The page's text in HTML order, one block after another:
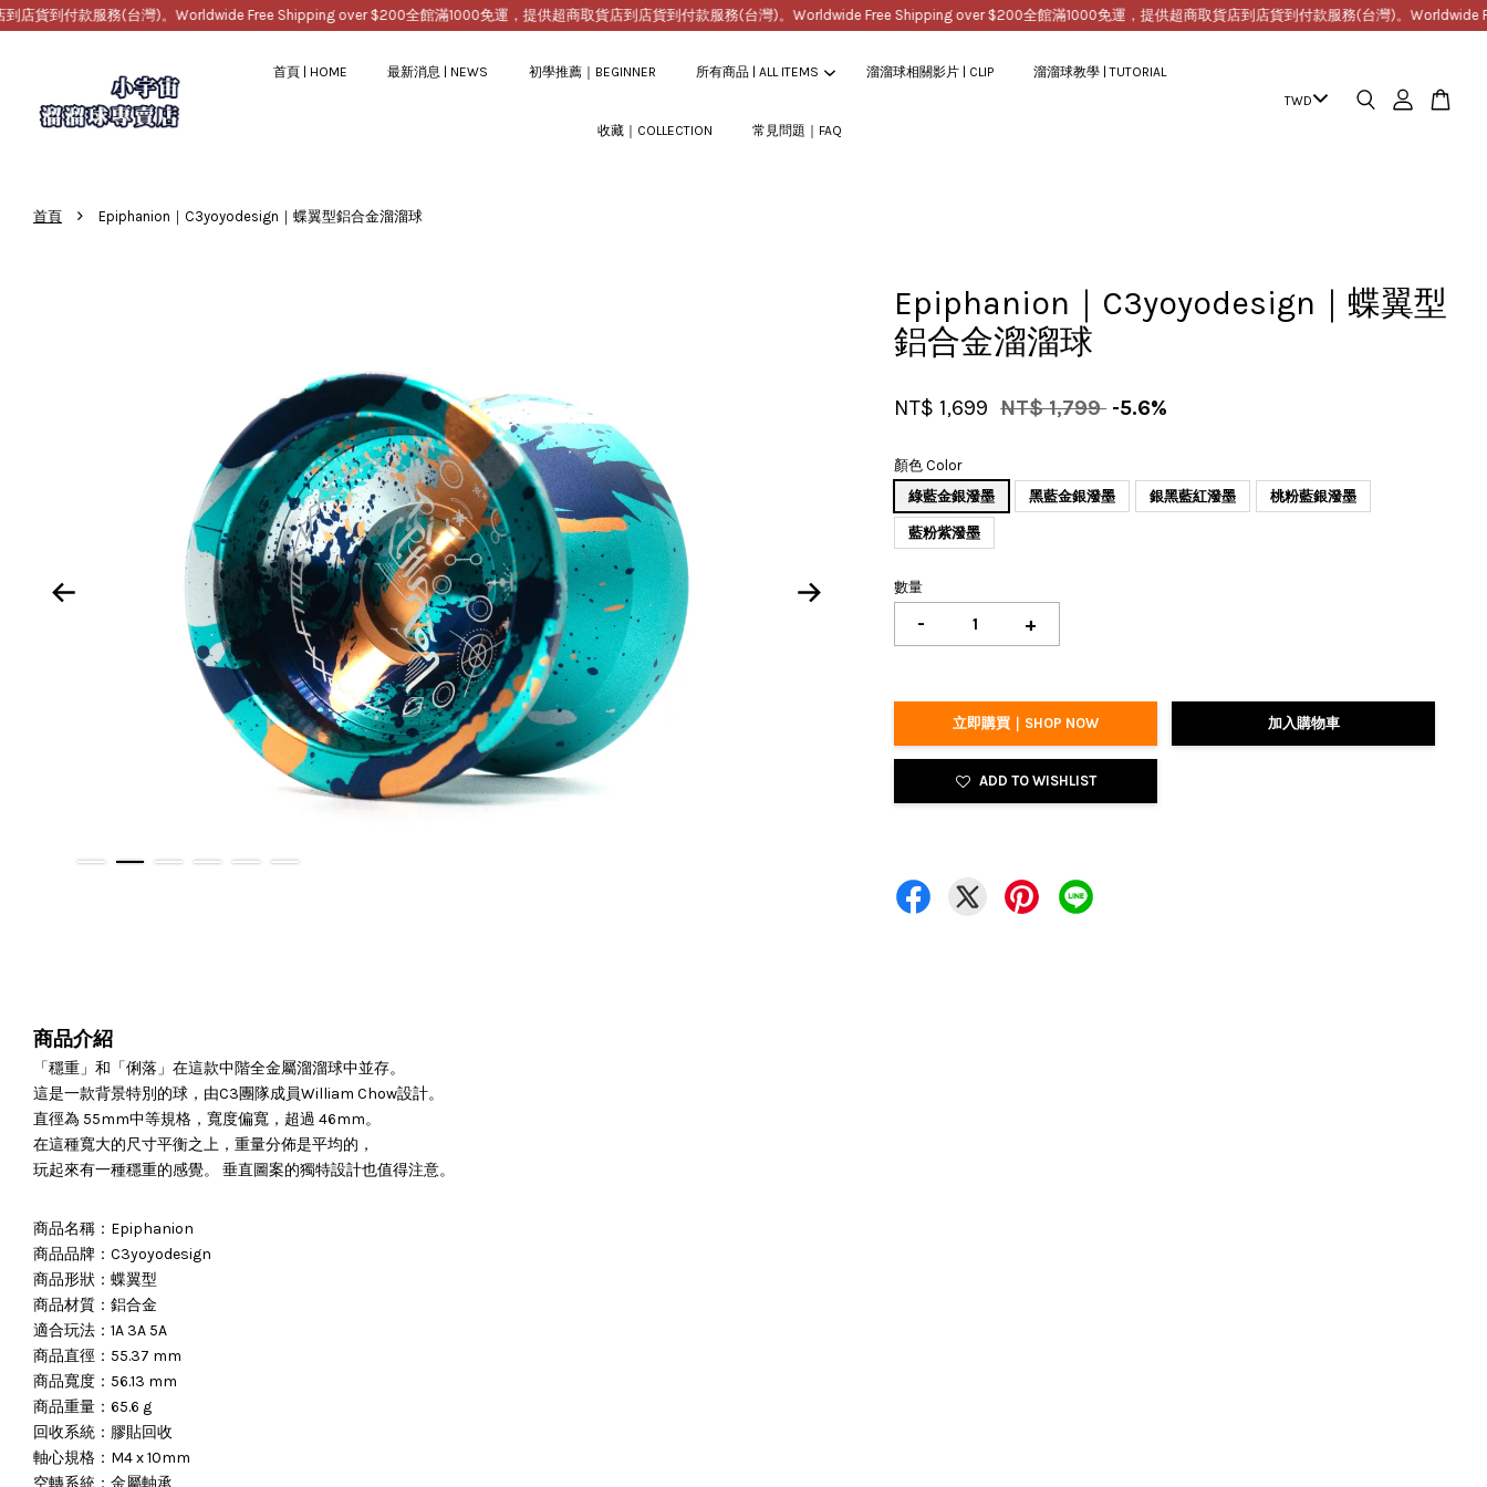
貨到付款服務(台灣)。Worldwide Free Shipping over $200全館滿1000免運，提供超商取貨店到店貨到付款服務(台灣)。Worldwide Free Shipping over $200全館滿1000免運，提供超商取貨店到店貨到付款服務(台灣)。Worldwide
首頁 | HOME 最新消息 | NEWS 初學推薦｜BEGINNER 所有商品 | ALL ITEMS 溜溜球相關影片 | CLIP 溜溜球教學 | TUTORIAL
收藏｜COLLECTION 常見問題｜FAQ
首頁 › Epiphanion｜C3yoyodesign｜蝶翼型鋁合金溜溜球
Epiphanion｜C3yoyodesign｜蝶翼型
鋁合金溜溜球
NT$ 1,699 NT$ 1,799 -5.6%
顏色 Color
綠藍金銀潑墨
黑藍金銀潑墨 銀黑藍紅潑墨 桃粉藍銀潑墨
藍粉紫潑墨
數量
- +
立即購買｜SHOP NOW 加入購物車
ADD TO WISHLIST
商品介紹
「穩重」和「俐落」在這款中階全金屬溜溜球中並存。
這是一款背景特別的球，由C3團隊成員William Chow設計。
直徑為 55mm中等規格，寬度偏寬，超過 46mm。
在這種寬大的尺寸平衡之上，重量分佈是平均的，
玩起來有一種穩重的感覺。 垂直圖案的獨特設計也值得注意。
商品名稱：Epiphanion
商品品牌：C3yoyodesign
商品形狀：蝶翼型
商品材質：鋁合金
適合玩法：1A 3A 5A
商品直徑：55.37 mm
商品寬度：56.13 mm
商品重量：65.6 g
回收系統：膠貼回收
軸心規格：M4 x 10mm
空轉系統：金屬軸承